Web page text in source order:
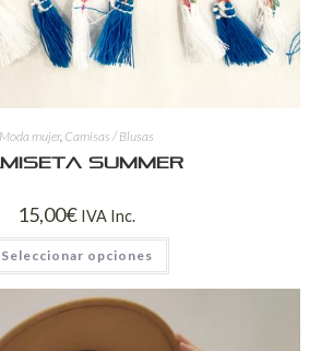
Moda mujer, Camisas / Blusas
SUMMER
15,00€ IVA Inc.
Seleccionar opciones